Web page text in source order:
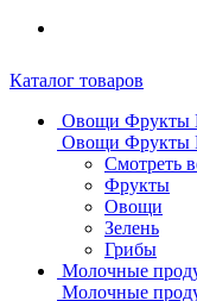
Каталог товаров
Овощи Фрукты
Овощи Фрукты
Смотреть
Фрукты
Овощи
Зелень
Грибы
Молочные
Молочные